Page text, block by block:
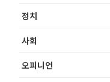
정치
사회
오피니언